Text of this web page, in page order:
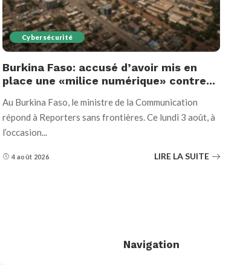
Cybersécurité
Burkina Faso: accusé d’avoir mis en
place une «milice numérique» contre...
Au Burkina Faso, le ministre de la Communication
répond à Reporters sans frontières. Ce lundi 3 août, à
l’occasion...
4 août 2026 LIRE LA SUITE
Navigation